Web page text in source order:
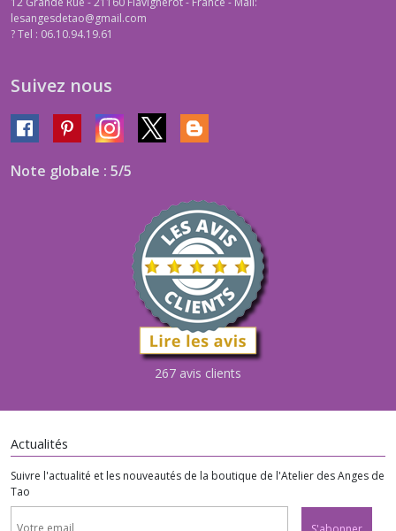
lesangesdetao@gmail.com
?Tel : 06.10.94.19.61
Suivez nous
Note globale : 5/5
267 avis clients
Actualités
Suivre l'actualité et les nouveautés de la boutique de l'Atelier des Anges de
Tao